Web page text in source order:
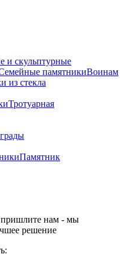
и скульптурные
памятникиВоинам
из стекла
Тротуарная
Памятник
нам - мы
решение